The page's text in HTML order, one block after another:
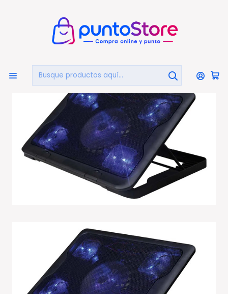
PUNTO GAMER Base Para Notebook Gamer
Base Gamer 5 Ventiladores Notebook Reptilex Luz Azul -
Ps